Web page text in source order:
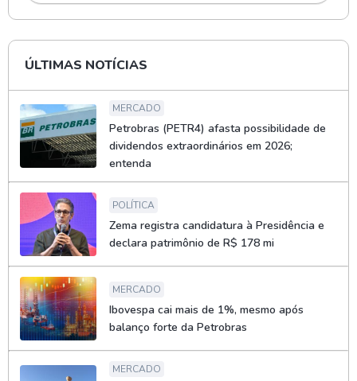
ÚLTIMAS NOTÍCIAS
MERCADO
Petrobras (PETR4) afasta possibilidade de
dividendos extraordinários em 2026;
entenda
POLÍTICA
Zema registra candidatura à Presidência e
declara patrimônio de R$ 178 mi
MERCADO
Ibovespa cai mais de 1%, mesmo após
balanço forte da Petrobras
MERCADO